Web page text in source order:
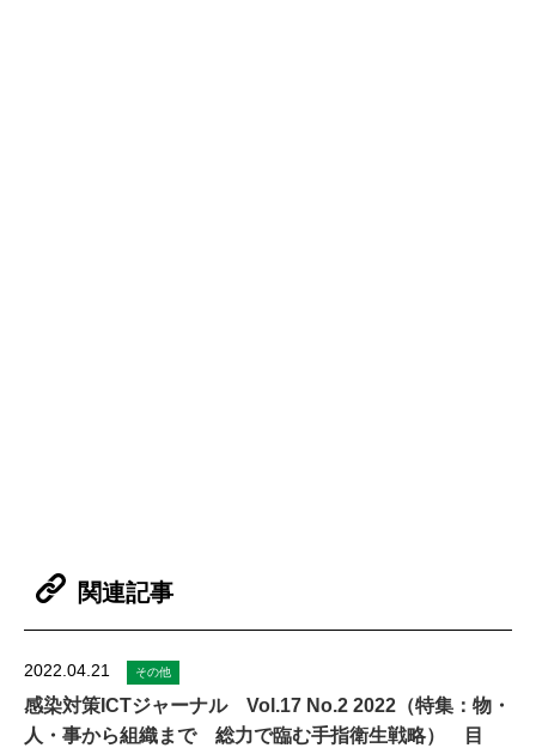
関連記事
2022.04.21 その他
感染対策ICTジャーナル Vol.17 No.2 2022（特集：物・
人・事から組織まで 総力で臨む手指衛生戦略） 目